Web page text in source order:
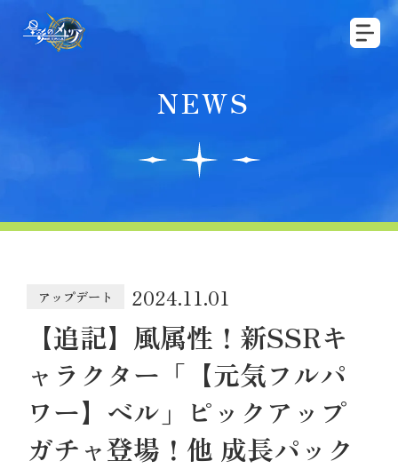
NEWS
アップデート 2024.11.01
【追記】風属性！新SSRキ
ャラクター「【元気フルパ
ワー】ベル」ピックアップ
ガチャ登場！他 成長パック